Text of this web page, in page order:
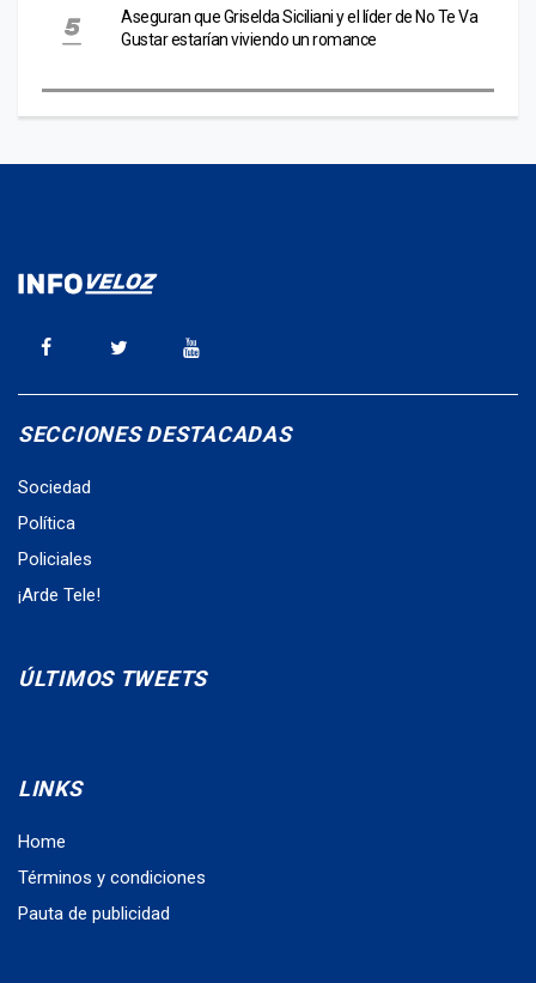
Aseguran que Griselda Siciliani y el líder de No Te Va
Gustar estarían viviendo un romance
SECCIONES DESTACADAS
Sociedad
Política
Policiales
¡Arde Tele!
ÚLTIMOS TWEETS
LINKS
Home
Términos y condiciones
Pauta de publicidad